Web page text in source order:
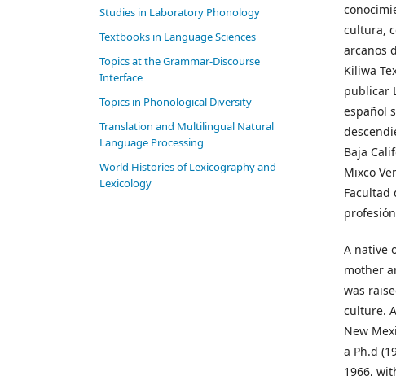
cultura,
arcanos
Kiliwa
publicar
español
Baja
Mixco
Facultad
A native
mother
was
culture.
New
a Ph.d
1966,
Studies in Laboratory Phonology
Textbooks in Language Sciences
Topics at the Grammar-Discourse
Interface
Topics in Phonological Diversity
Translation and Multilingual Natural
Language Processing
World Histories of Lexicography and
Lexicology